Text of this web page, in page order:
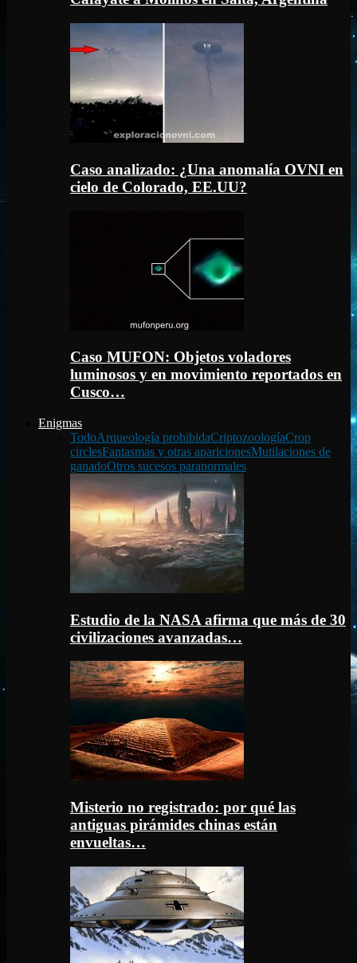
Caso analizado: ¿Una anomalía OVNI en
cielo de Colorado, EE.UU?
Caso MUFON: Objetos voladores
luminosos y en movimiento reportados en
Cusco…
Enigmas
TodoArqueología prohibidaCriptozoologíaCrop
circlesFantasmas y otras aparicionesMutilaciones de
ganadoOtros sucesos paranormales
Estudio de la NASA afirma que más de 30
civilizaciones avanzadas…
Misterio no registrado: por qué las
antiguas pirámides chinas están
envueltas…